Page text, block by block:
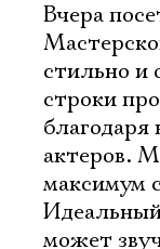
Вчера
стильно и
строки
благодаря
актеров.
максимум
может